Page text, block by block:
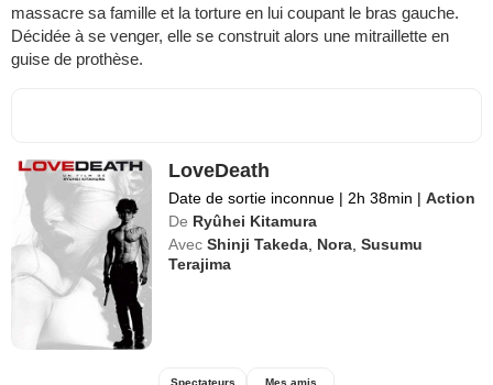
massacre sa famille et la torture en lui coupant le bras gauche.
Décidée à se venger, elle se construit alors une mitraillette en
guise de prothèse.
LoveDeath
Date de sortie inconnue | 2h 38min | Action
De Ryûhei Kitamura
Avec Shinji Takeda Nora ,Susumu
Terajima